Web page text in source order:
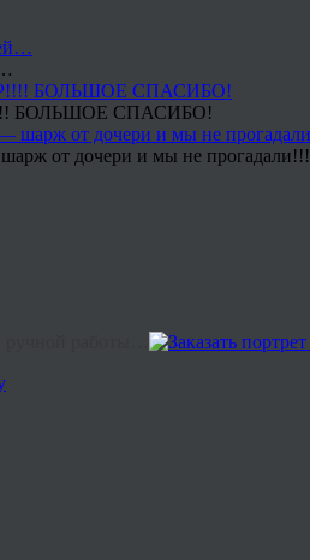
БОЛЬШОЕ СПАСИБО!
от дочери и мы не прогадали!!!